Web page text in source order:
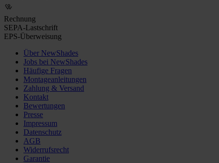
Rechnung
SEPA-Lastschrift
EPS-Überweisung
Über NewShades
Jobs bei NewShades
Häufige Fragen
Montageanleitungen
Zahlung & Versand
Kontakt
Bewertungen
Presse
Impressum
Datenschutz
AGB
Widerrufsrecht
Garantie